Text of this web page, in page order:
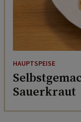
HAUPTSPEISE
Sauerkraut